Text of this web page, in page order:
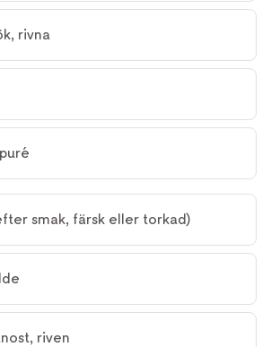
rivna
smak, färsk eller torkad)
riven